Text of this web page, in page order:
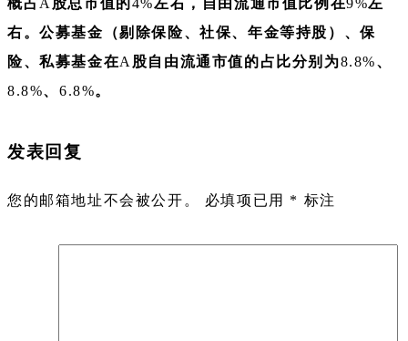
右。公募基金（剔除保险、社保、年金等持股）、保
险、私募基金在A 股自由流通市值的占比分别为8.8%、
8.8%、6.8%。
发表回复
您的邮箱地址不会被公开。 必填项已用 * 标注